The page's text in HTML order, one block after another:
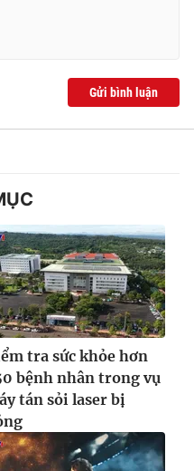
Gửi bình luận
tra sức khỏe hơn
bệnh nhân trong vụ
tán sỏi laser bị